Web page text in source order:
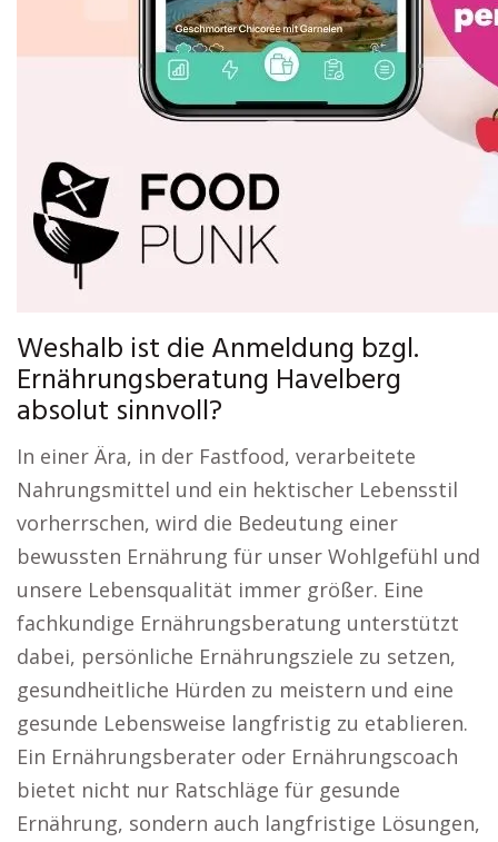
Weshalb ist die Anmeldung bzgl.
Ernährungsberatung Havelberg
absolut sinnvoll?
In einer Ära, in der Fastfood, verarbeitete
Nahrungsmittel und ein hektischer Lebensstil
vorherrschen, wird die Bedeutung einer
bewussten Ernährung für unser Wohlgefühl und
unsere Lebensqualität immer größer. Eine
fachkundige Ernährungsberatung unterstützt
dabei, persönliche Ernährungsziele zu setzen,
gesundheitliche Hürden zu meistern und eine
gesunde Lebensweise langfristig zu etablieren.
Ein Ernährungsberater oder Ernährungscoach
bietet nicht nur Ratschläge für gesunde
Ernährung, sondern auch langfristige Lösungen,